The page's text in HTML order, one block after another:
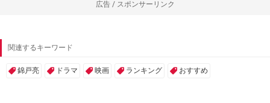
広告 / スポンサーリンク
関連するキーワード
錦戸亮 ドラマ 映画 ランキング おすすめ